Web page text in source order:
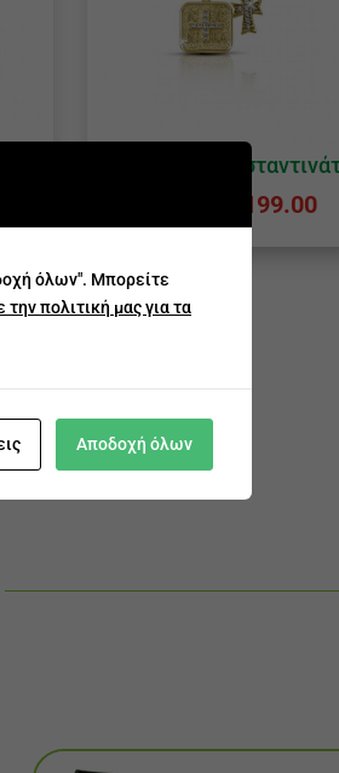
Καρφίτσα
199.00
όλων". Μπορείτε
την πολιτική μας για τα
Αποδοχή όλων